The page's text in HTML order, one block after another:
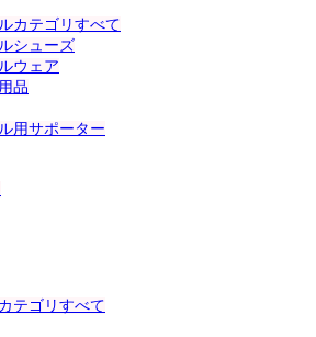
カテゴリすべて
シューズ
ウェア
品
用サポーター
テゴリすべて